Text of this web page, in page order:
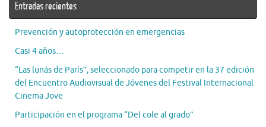
Entradas recientes
Prevención y autoprotección en emergencias
Casi 4 años…
“Las lunás de París”, seleccionado para competir en la 37 edición
del Encuentro Audiovisual de Jóvenes del Festival Internacional
Cinema Jove
Participación en el programa “Del cole al grado”